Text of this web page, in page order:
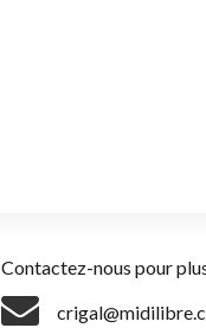
Contactez-nous pour